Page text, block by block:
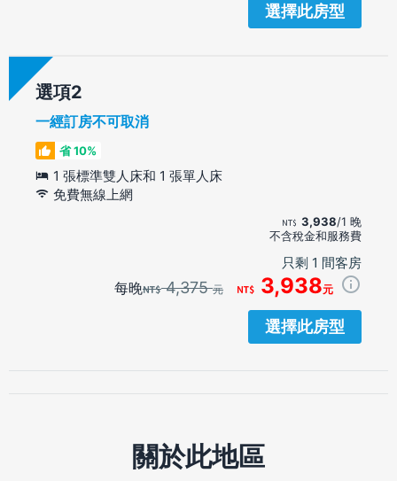
選擇此房型
選項
一經訂房不可取消
省 10%
1 張標準雙人床和 1 張單人床
免費無線上網
3,938/1 晚
不含稅金和服務費
只剩 1 間客房
每晚 4,375元 3,938元
選擇此房型
關於此地區